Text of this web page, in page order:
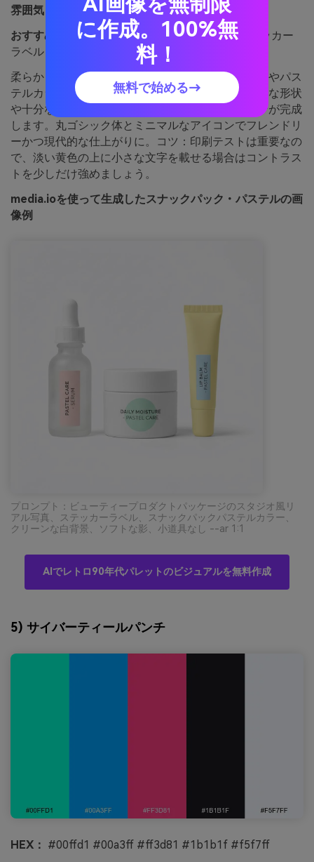
雰囲気：
柔らかい・スイート・ノスタルジック
おすすめ用途：ビューティー系パッケージやステッカー
ラベル
柔らかくて甘い雰囲気は、ランチボックスのおやつやパス
テルカラーのラッピングを連想させます。シンプルな形状
や十分な余白と合わせることで、軽やかなデザインが完成
します。丸ゴシック体とミニマルなアイコンでフレンドリ
ーかつ現代的な仕上がりに。コツ：印刷テストは重要なの
で、淡い黄色の上に小さな文字を載せる場合はコントラス
トを少しだけ強めましょう。
media.ioを使って生成したスナックパック・パステルの画
像例
プロンプト：ビューティープロダクトパッケージのスタジオ風リ
アル写真、ステッカーラベル、スナックパックパステルカラー、
クリーンな白背景、ソフトな影、小道具なし --ar 1:1
AIでレトロ90年代パレットのビジュアルを無料作成
5) サイバーティールパンチ
HEX： #00ffd1 #00a3ff #ff3d81 #1b1b1f #f5f7ff
に作成。100%無
料！
無料で始める→